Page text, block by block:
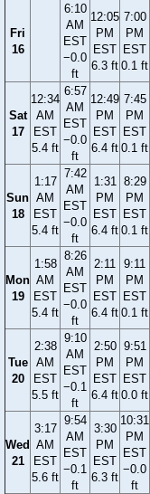
Fri
16
6:10
AM
EST
−0.0
ft
12:05
PM
EST
6.3 ft
7:00
PM
EST
0.1 ft
Sat
17
12:34
AM
EST
5.4 ft
6:57
AM
EST
−0.0
ft
12:49
PM
EST
6.4 ft
7:45
PM
EST
0.1 ft
Sun
18
1:17
AM
EST
5.4 ft
7:42
AM
EST
−0.0
ft
1:31
PM
EST
6.4 ft
8:29
PM
EST
0.1 ft
Mon
19
1:58
AM
EST
5.4 ft
8:26
AM
EST
−0.0
ft
2:11
PM
EST
6.4 ft
9:11
PM
EST
0.1 ft
Tue
20
2:38
AM
EST
5.5 ft
9:10
AM
EST
−0.1
ft
2:50
PM
EST
6.4 ft
9:51
PM
EST
0.0 ft
Wed
21
3:17
AM
EST
5.6 ft
9:54
AM
EST
−0.1
ft
3:30
PM
EST
6.3 ft
10:31
PM
EST
−0.0
ft